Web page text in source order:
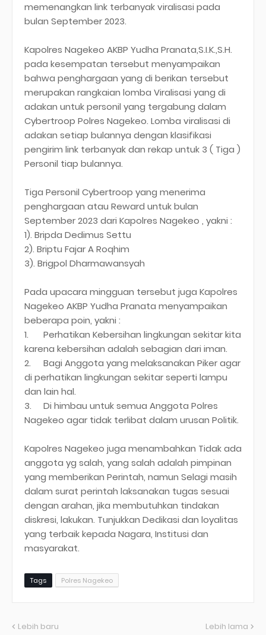
memenangkan link terbanyak viralisasi pada
bulan September 2023.
Kapolres Nagekeo AKBP Yudha Pranata,S.I.K.,S.H.
pada kesempatan tersebut menyampaikan
bahwa penghargaan yang di berikan tersebut
merupakan rangkaian lomba Viralisasi yang di
adakan untuk personil yang tergabung dalam
Cybertroop Polres Nagekeo. Lomba viralisasi di
adakan setiap bulannya dengan klasifikasi
pengirim link terbanyak dan rekap untuk 3 ( Tiga )
Personil tiap bulannya.
Tiga Personil Cybertroop yang menerima
penghargaan atau Reward untuk bulan
September 2023 dari Kapolres Nagekeo , yakni :
1). Bripda Dedimus Settu
2). Briptu Fajar A Roqhim
3). Brigpol Dharmawansyah
Pada upacara mingguan tersebut juga Kapolres
Nagekeo AKBP Yudha Pranata menyampaikan
beberapa poin, yakni :
1.
Perhatikan Kebersihan lingkungan sekitar kita
karena kebersihan adalah sebagian dari iman.
2.
Bagi Anggota yang melaksanakan Piker agar
di perhatikan lingkungan sekitar seperti lampu
dan lain hal.
3.
Di himbau untuk semua Anggota Polres
Nagekeo agar tidak terlibat dalam urusan Politik.
Kapolres Nagekeo juga menambahkan Tidak ada
anggota yg salah, yang salah adalah pimpinan
yang memberikan Perintah, namun Selagi masih
dalam surat perintah laksanakan tugas sesuai
dengan arahan, jika membutuhkan tindakan
diskresi, lakukan. Tunjukkan Dedikasi dan loyalitas
yang terbaik kepada Nagara, Institusi dan
masyarakat.
Tags Polres Nagekeo
Lebih baru Lebih lama